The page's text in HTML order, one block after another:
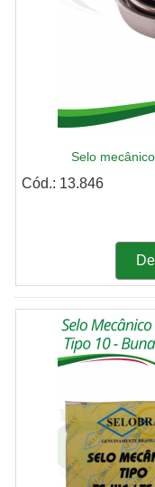
Selo
Cód.: 13.846